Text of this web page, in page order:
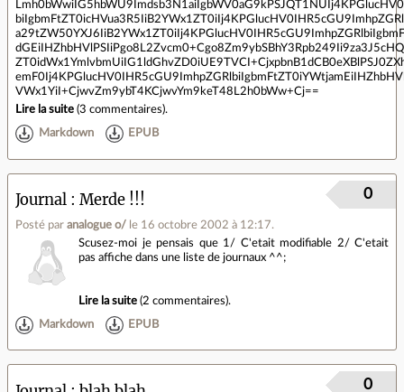
VWx1YiI+CjwvZm9ybT4KCjwvYm9keT48L2h0bWw+Cj==
Lire la suite (3 commentaires).
Markdown EPUB
Journal Merde !!!
Posté par analogue o/ le 16 octobre 2002 à 12:17.
0
Scusez-moi je pensais que 1/ C'etait modifiable 2/ C'etait
pas affiche dans une liste de journaux ^^;
Lire la suite (2 commentaires).
Markdown EPUB
0